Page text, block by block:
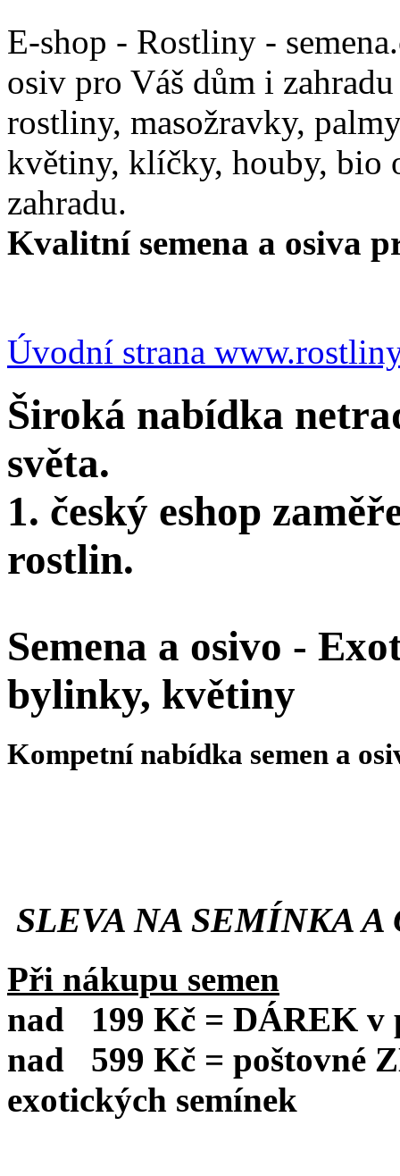
E-shop - Rostliny -
osiv pro Váš dům i
rostliny, masožravky,
květiny, klíčky, houby, bio
zahradu.
Kvalitní semena a osiva
Úvodní strana
Široká nabídka
světa.
1. český eshop
rostlin.
Semena a osivo -
bylinky, květiny
Kompetní nabídka semen a
SLEVA NA SEMÍNKA A
Při nákupu semen
nad 199 Kč = DÁREK v
nad 599 Kč = poštovné
exotických semínek